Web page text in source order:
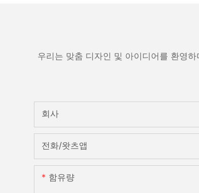
우리는 맞춤 디자인 및 아이디어를 환영
회사
전화/왓츠앱
함유량